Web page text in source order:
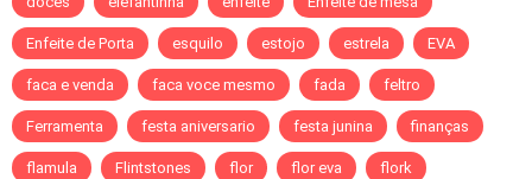
Enfeite de Porta esquilo estojo estrela EVA
faca e venda faca voce mesmo fada feltro
Ferramenta festa aniversario festa junina finanças
flamula Flintstones flor flor eva flork